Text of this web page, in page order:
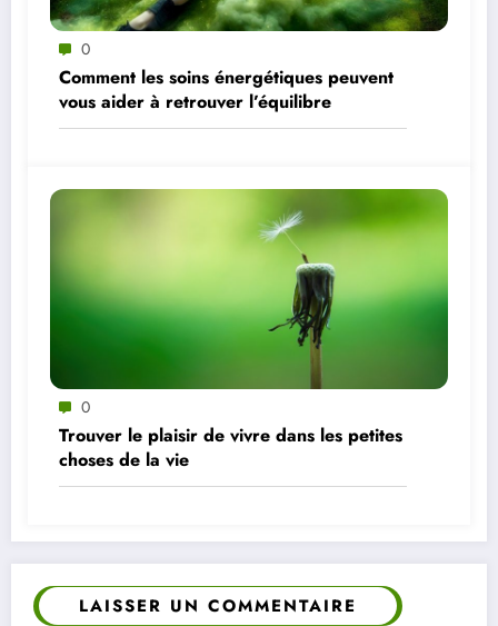
0
Comment les soins énergétiques peuvent
vous aider à retrouver l’équilibre
0
Trouver le plaisir de vivre dans les petites
choses de la vie
LAISSER UN COMMENTAIRE